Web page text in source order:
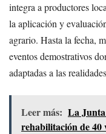
integra a productores
la aplicación y
agrario. Hasta la fecha,
eventos demostrativos
adaptadas a las
Leer más: La
rehabilitación de 40